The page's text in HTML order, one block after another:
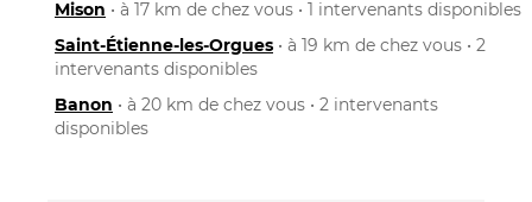
Mison • à 17 km de chez vous • 1 intervenants disponibles
Saint-Étienne-les-Orgues • à 19 km de chez vous • 2
intervenants disponibles
Banon • à 20 km de chez vous • 2 intervenants
disponibles